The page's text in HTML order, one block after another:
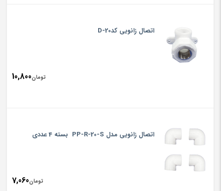
اتصال زانویی کدD-20
تومان10,800
اتصال زانویی مدل PP-R-20-S بسته 4 عددی
تومان7,060